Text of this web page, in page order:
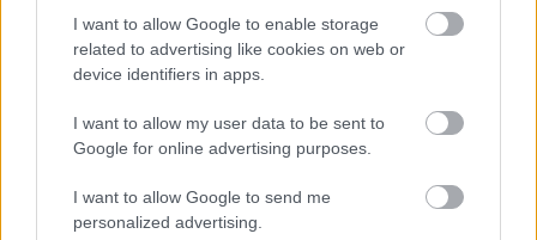
I want to allow Google to enable storage
related to advertising like cookies on web or
device identifiers in apps.
I want to allow my user data to be sent to
Google for online advertising purposes.
I want to allow Google to send me
personalized advertising.